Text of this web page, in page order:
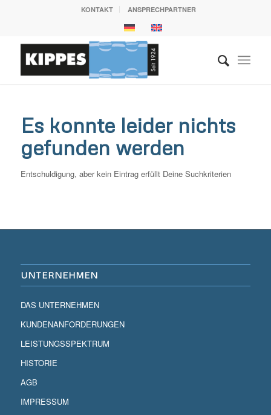
KONTAKT ANSPRECHPARTNER
Es konnte leider nichts
gefunden werden
Entschuldigung, aber kein Eintrag erfüllt Deine Suchkriterien
UNTERNEHMEN
DAS UNTERNEHMEN
KUNDENANFORDERUNGEN
LEISTUNGSSPEKTRUM
HISTORIE
AGB
IMPRESSUM